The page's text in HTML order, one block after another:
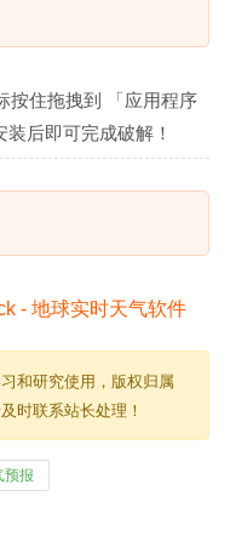
按住拖拽到 「应用程序
后即可完成破解！
和研究使用，版权归属
时联系站长处理！
预报